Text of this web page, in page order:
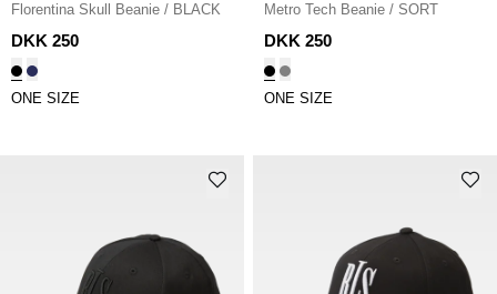
Florentina Skull Beanie / BLACK
DKK 250
ONE SIZE
Metro Tech Beanie / SORT
DKK 250
ONE SIZE